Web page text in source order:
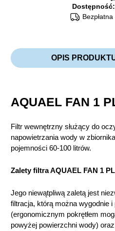
Dostępność:
OPIS
AQUAEL FAN 1
Filtr wewnętrzny służący do
napowietrzania wody w
pojemności 60-100 litrów.
Zalety filtra AQUAEL FAN 1
Jego niewątpliwą zaletą jest
filtracja, którą można wygodnie
(ergonomicznym pokrętłem
powyżej powierzchni wody)